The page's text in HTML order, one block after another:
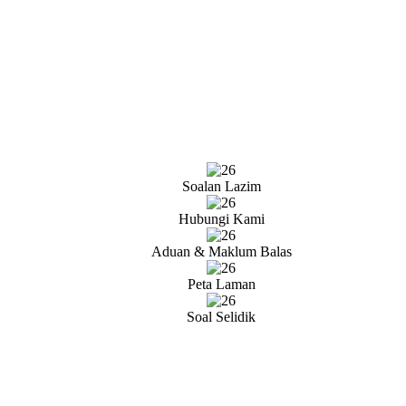
Soalan Lazim
Hubungi Kami
Aduan & Maklum Balas
Peta Laman
Soal Selidik